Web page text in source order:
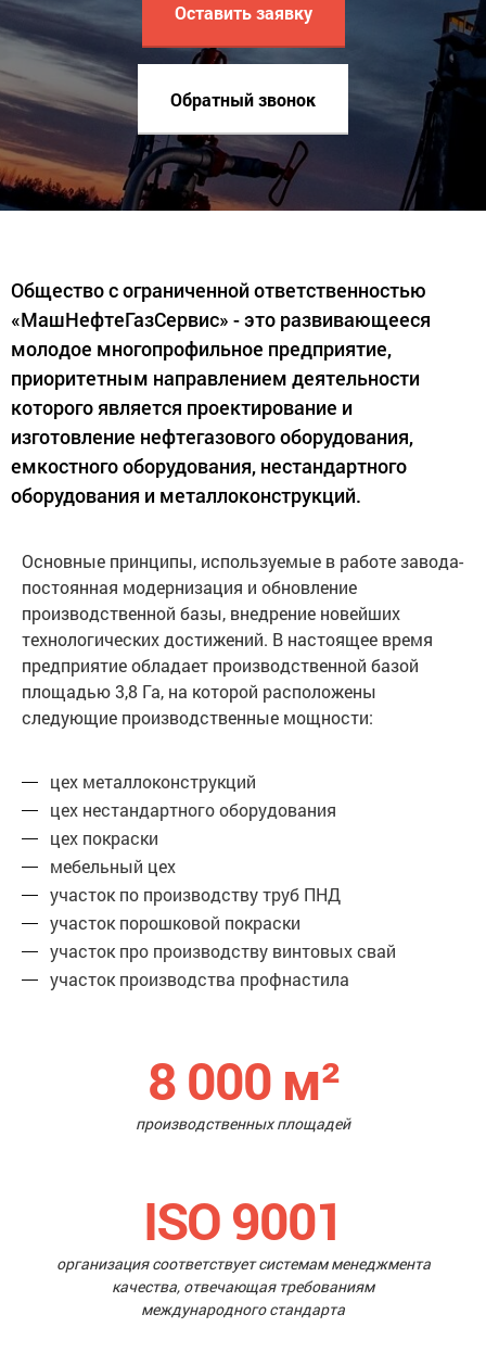
Оставить заявку
Обратный звонок
Общество с ограниченной ответственностью
«МашНефтеГазСервис» - это развивающееся
молодое многопрофильное предприятие,
приоритетным направлением деятельности
которого является проектирование и
изготовление нефтегазового оборудования,
емкостного оборудования, нестандартного
оборудования и металлоконструкций.
Основные принципы, используемые в работе завода-
постоянная модернизация и обновление
производственной базы, внедрение новейших
технологических достижений. В настоящее время
предприятие обладает производственной базой
площадью 3,8 Га, на которой расположены
следующие производственные мощности:
цех металлоконструкций
цех нестандартного оборудования
цех покраски
мебельный цех
участок по производству труб ПНД
участок порошковой покраски
участок про производству винтовых свай
участок производства профнастила
8 000 м²
производственных площадей
ISO 9001
организация соответствует системам менеджмента
качества, отвечающая требованиям
международного стандарта